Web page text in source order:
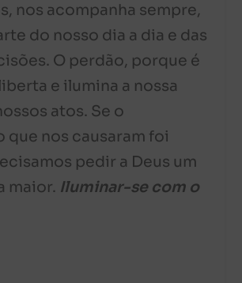
nos acompanha sempre,
do nosso dia a dia e das
O perdão, porque é
e ilumina a nossa
atos. Se o
que nos causaram foi
pedir a Deus um
maior. Iluminar-se com o